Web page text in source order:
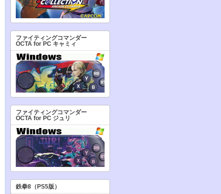
ファイティングコマンダー
OCTA for PC キャミィ
ファイティングコマンダー
OCTA for PC ジュリ
鉄拳8（PS5版）